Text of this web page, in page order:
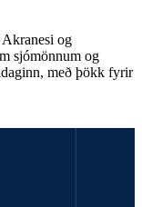
og
sjómönnum og
með þökk fyrir